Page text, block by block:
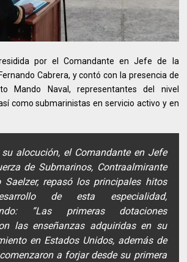
por el Comandante en Jefe de la
Cabrera, y contó con la presencia de
Mando Naval, representantes del nivel
como submarinistas en servicio activo y en
su alocución, el Comandante en Jefe
de Submarinos, Contraalmirante
Saelzer, repasó los principales hitos
de esta especialidad,
“Las primeras dotaciones
las enseñanzas adquiridas en su
en Estados Unidos, además de
a forjar desde su primera